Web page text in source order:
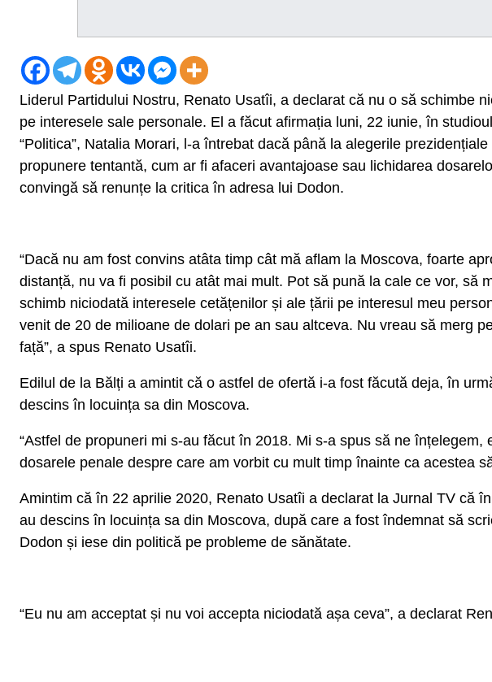
Liderul Partidului Nostru, Renato Usatîi, a declarat că nu o să schimbe
pe interesele sale personale. El a făcut afirmația luni, 22 iunie, în
“Politica”, Natalia Morari, l-a întrebat dacă până la alegerile
propunere tentantă, cum ar fi afaceri avantajoase sau lichidarea
convingă să renunțe la critica în adresa lui Dodon.
“Dacă nu am fost convins atâta timp cât mă aflam la Moscova, foarte
distanță, nu va fi posibil cu atât mai mult. Pot să pună la cale ce vor, să
schimb niciodată interesele cetățenilor și ale țării pe interesul meu
venit de 20 de milioane de dolari pe an sau altceva. Nu vreau să merg
față”, a spus Renato Usatîi.
Edilul de la Bălți a amintit că o astfel de ofertă i-a fost făcută deja, în
descins în locuința sa din Moscova.
“Astfel de propuneri mi s-au făcut în 2018. Mi s-a spus să ne înțelegem,
dosarele penale despre care am vorbit cu mult timp înainte ca acestea
Amintim că în 22 aprilie 2020, Renato Usatîi a declarat la Jurnal TV că
au descins în locuința sa din Moscova, după care a fost îndemnat să
Dodon și iese din politică pe probleme de sănătate.
“Eu nu am acceptat și nu voi accepta niciodată așa ceva”, a declarat